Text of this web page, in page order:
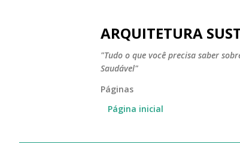
ARQUITETURA
"Tudo o que você precisa saber
Saudável"
Páginas
Página inicial